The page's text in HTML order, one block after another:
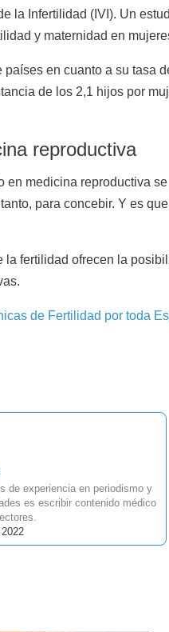
la Infertilidad (IVI). Un
y maternidad en
en cuanto a su tasa
de los 2,1 hijos por
reproductiva
medicina reproductiva
para concebir. Y es
la fertilidad ofrecen la
de Fertilidad por toda
de experiencia en periodismo y
es escribir contenido médico